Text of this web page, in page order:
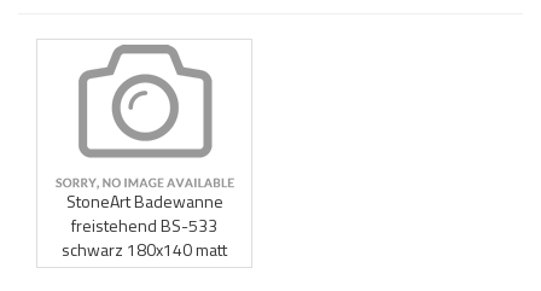
StoneArt Badewanne
freistehend BS-533
schwarz 180x140 matt